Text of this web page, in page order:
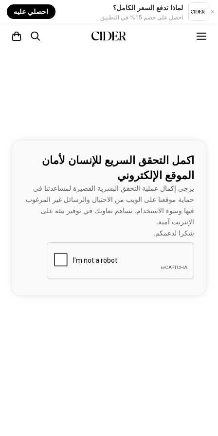
لماذا تدفع السعر الكامل؟
احصل على خصم 15% في التطبيق
احصلي عليه
اكمل التحقق السريع للإنسان لأمان
الموقع الإلكتروني
يرجى إكمال عملية التحقق البشرية القصيرة لمساعدتنا في
حماية موقعنا على الويب من الاحتيال والرسائل غير المرغوب
فيها وسوء الاستخدام. تساهم تعاونك في توفير بيئة على
الإنترنت آمنة.
شكرا لدعمكم.